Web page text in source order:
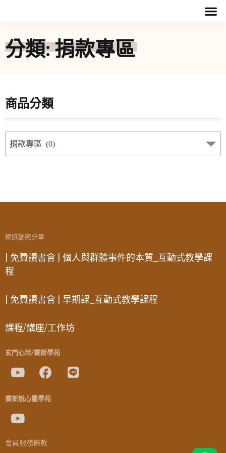
分類: 捐款專區
商品分類
捐款專區 (0)
精選動態分享
| 免費讀書會 | 個人與群體事件的本質_互動式教學課
程
| 免費讀書會 | 早期課_互動式教學課程
課程/講座/工作坊
玄門心宗/賽斯學苑
賽斯說心靈學苑
會員服務條款